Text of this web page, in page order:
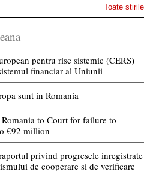
Toate stirile
pentru risc sistemic (CERS)
financiar al Uniunii
sunt in Romania
to Court for failure to
€92 million
privind progresele inregistrate
de cooperare si de verificare